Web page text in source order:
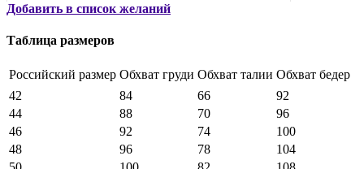
Добавить в список желаний
Таблица размеров
Российский размер Обхват груди Обхват талии Обхват бедер
42
84 66
92
44
88 70
96
46
92 74
100
48
96 78
104